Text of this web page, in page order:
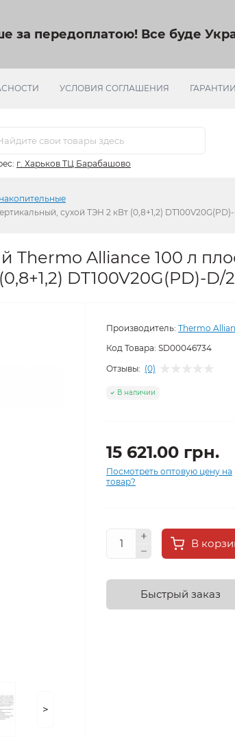
за передоплатою! Все буде
УСЛОВИЯ СОГЛАШЕНИЯ ГАРАНТИИ
г. Харьков ТЦ Барабашово
сухой ТЭН 2 кВт (0,8+1,2)
Thermo Alliance 100 л
DT100V20G(PD)-D/2
>
Производитель: Thermo
Код Товара: SD00046734
Отзывы: (0)
В наличии
15 621.00 грн.
Посмотреть оптовую цену на
товар?
В
Быстрый заказ